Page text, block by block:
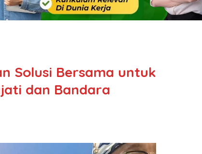
Solusi Bersama untuk
dan Bandara